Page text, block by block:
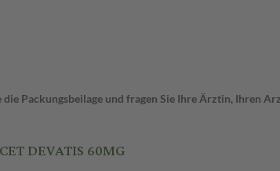
Packungsbeilage und fragen Sie Ihre Ärztin, Ihren
DEVATIS 60MG